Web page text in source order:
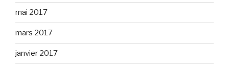
mai 2017
mars 2017
janvier 2017